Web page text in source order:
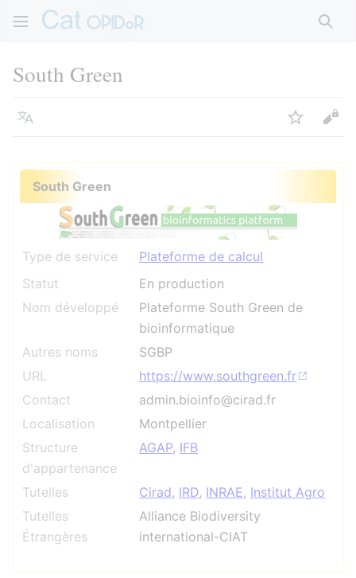
South Green
Langue Suivre
South Green
Type de service
Plateforme de calcul
Statut
En production
Nom développé
Plateforme South Green de
bioinformatique
Autres noms
SGBP
URL
https://www.southgreen.fr
Contact
admin.bioinfo@cirad.fr
Localisation
Montpellier
Structure
d'appartenance
AGAP, IFB
Tutelles Cirad, IRD, INRAE, Institut Agro
Tutelles
Étrangères
Alliance Biodiversity
international-CIAT